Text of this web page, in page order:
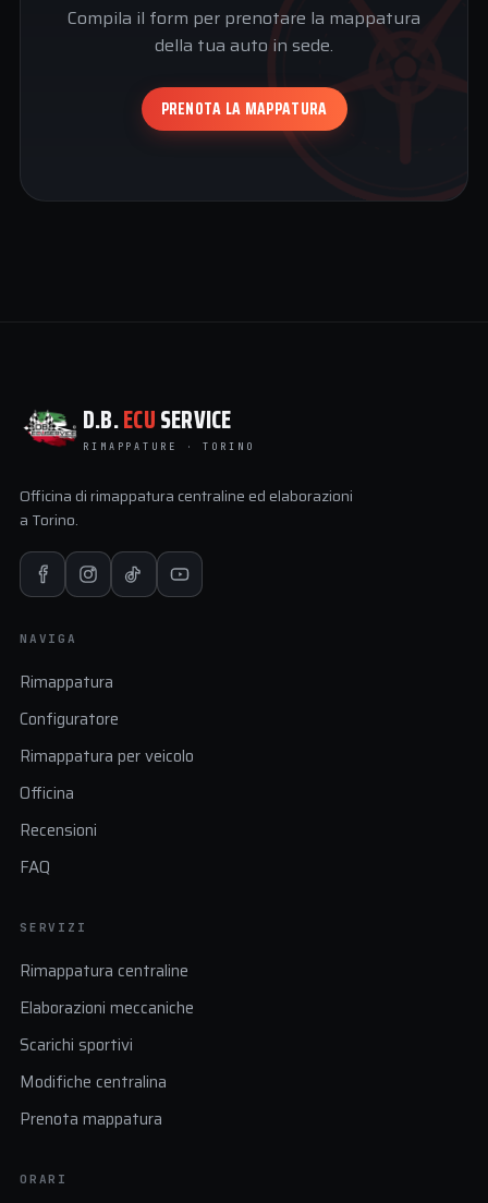
Compila il form per prenotare la mappatura
della tua auto in sede.
PRENOTA LA MAPPATURA
D.B.ECUSERVICE
RIMAPPATURE · TORINO
Officina di rimappatura centraline ed elaborazioni
a Torino.
NAVIGA
Rimappatura
Configuratore
Rimappatura per veicolo
Officina
Recensioni
FAQ
SERVIZI
Rimappatura centraline
Elaborazioni meccaniche
Scarichi sportivi
Modifiche centralina
Prenota mappatura
ORARI